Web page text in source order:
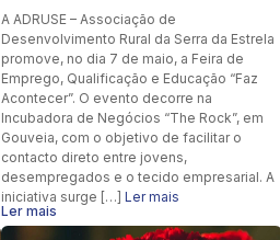
A ADRUSE – Associação de
Desenvolvimento Rural da Serra da Estrela
promove, no dia 7 de maio, a Feira de
Emprego, Qualificação e Educação “Faz
Acontecer”. O evento decorre na
Incubadora de Negócios “The Rock”, em
Gouveia, com o objetivo de facilitar o
contacto direto entre jovens,
desempregados e o tecido empresarial. A
iniciativa surge […]Ler mais
Ler mais